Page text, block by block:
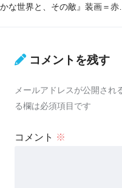
かな世界と、その敵』装画＝
コメントを残す
メールアドレスが公開され
る欄は必須項目です
コメント ※